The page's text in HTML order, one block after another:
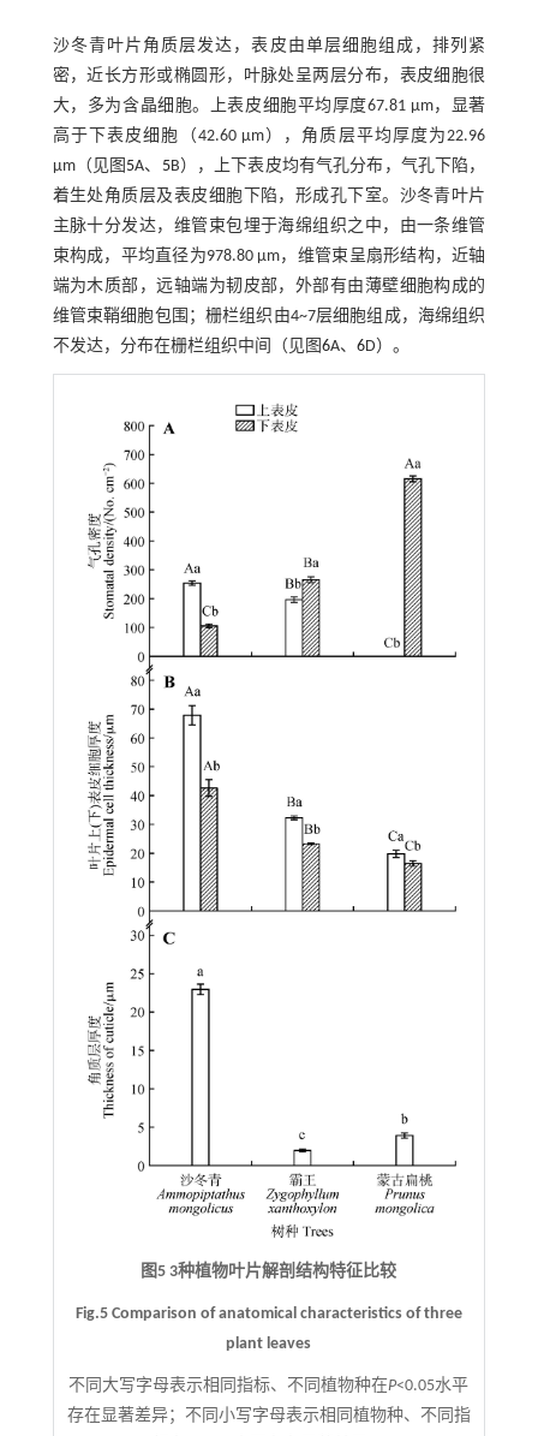
沙冬青叶片角质层发达，表皮由单层细胞组成，排列紧
密，近长方形或椭圆形，叶脉处呈两层分布，表皮细胞很
大，多为含晶细胞。上表皮细胞平均厚度67.81 μm，显著
高于下表皮细胞（42.60 μm），角质层平均厚度为22.96
μm（见图 5A、 5B），上下表皮均有气孔分布，气孔下陷，
着生处角质层及表皮细胞下陷，形成孔下室。沙冬青叶片
主脉十分发达，维管束包埋于海绵组织之中，由一条维管
束构成，平均直径为978.80 μm，维管束呈扇形结构，近轴
端为木质部，远轴端为韧皮部，外部有由薄壁细胞构成的
维管束鞘细胞包围；栅栏组织由4~7层细胞组成，海绵组织
不发达，分布在栅栏组织中间（见图6A、 6D）。
图5 3种植物叶片解剖结构特征比较
Fig.5 Comparison of anatomical characteristics of three
plant leaves
不同大写字母表示相同指标、不同植物种在P<0.05水平
存在显著差异；不同小写字母表示相同植物种、不同指